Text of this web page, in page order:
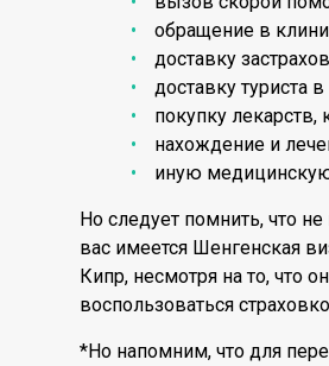
обращение в
доставку
доставку туриста
покупку
нахождение и
иную
Но следует помнить, что
вас имеется Шенгенская
Кипр, несмотря на то, что
воспользоваться
*Но напомним, что для